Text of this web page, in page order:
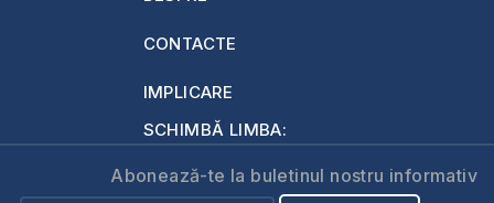
CONTACTE
IMPLICARE
SCHIMBĂ LIMBA:
Abonează-te la buletinul nostru informativ